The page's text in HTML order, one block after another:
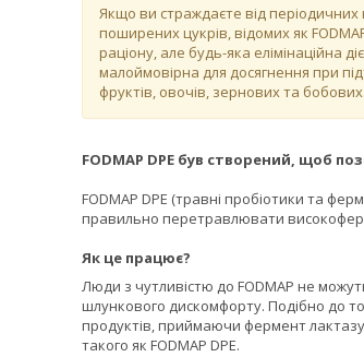
Якщо ви страждаєте від періодичних
поширених цукрів, відомих як
раціону, але будь-яка елімінаційна
малоймовірна для досягнення при
фруктів, овочів, зернових та бобових.
FODMAP DPE був створений, щоб
FODMAP DPE (травні пробіотики та
правильно перетравлювати
Як це працює?
Люди з чутливістю до FODMAP не
шлункового дискомфорту. Подібно до
продуктів, приймаючи фермент
такого як FODMAP DPE.